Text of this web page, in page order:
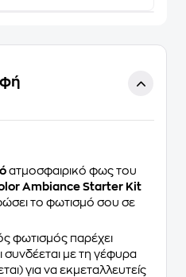
ατμοσφαιρικό φως του
Ambiance Starter Kit
το φωτισμό σου σε
φωτισμός παρέχει
με τη γέφυρα
για να εκμεταλλευτείς